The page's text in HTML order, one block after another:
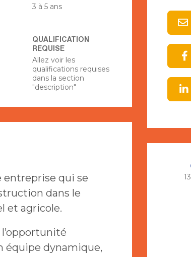
3 à 5 ans
QUALIFICATION
REQUISE
Allez voir les
qualifications requises
dans la section
"description"
entreprise qui se
dans le
et agricole.
équipe dynamique,